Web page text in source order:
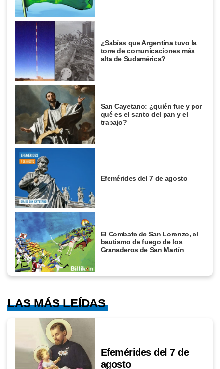
¿Sabías que Argentina tuvo la
torre de comunicaciones más
alta de Sudamérica?
San Cayetano: ¿quién fue y por
qué es el santo del pan y el
trabajo?
Efemérides del 7 de agosto
El Combate de San Lorenzo, el
bautismo de fuego de los
Granaderos de San Martín
LAS MÁS LEÍDAS
Efemérides del 7 de
agosto